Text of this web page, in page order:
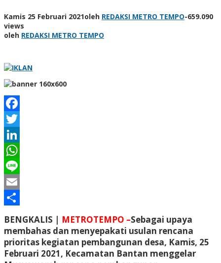
Kamis 25 Februari 2021oleh REDAKSI METRO TEMPO-659.090
views
oleh REDAKSI METRO TEMPO
Facebook
Twitter
LinkedIn
WhatsApp
Line
Email
BENGKALIS | METROTEMPO –Sebagai upaya
membahas dan menyepakati usulan rencana
prioritas kegiatan pembangunan desa, Kamis, 25
Februari 2021, Kecamatan Bantan menggelar